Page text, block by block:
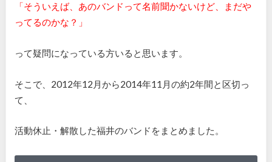
「そういえば、あのバンドって名前聞かないけど、まだや
ってるのかな？」
って疑問になっている方いると思います。
そこで、2012年12月から2014年11月の約2年間と区切っ
て、
活動休止・解散した福井のバンドをまとめました。